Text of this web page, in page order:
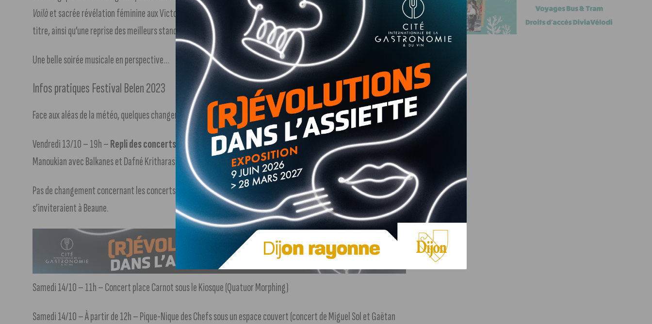
Voilàet sacrée révélation féminine aux Victoires de la Musique l’année suivante, elle interprétera ses plus grands
titre, ainsi qu’une reprise des meilleurs standards du répertoire.
Une belle soirée musicale en perspective…
Infos pratiques Festival Belen 2023
Face aux aléas de la météo, quelques changements sont à prévoir pour l’organisation de l’événement :
Vendredi 13/10 – 19h –Repli des concerts de l’Hôtel-Dieu à la Collégiale Notre-Dame(Lubiana, André
Manoukian avec Balkanes et Dafné Kritharas).
Pas de changement concernant les concerts suivants. Des abris seront présents au cas où quelques averses
s’inviteraient à Beaune.
Samedi 14/10 – 11h – Concert place Carnot sous le Kiosque (Quatuor Morphing)
Samedi 14/10 – À partir de 12h – Pique-Nique des Chefs sous un espace couvert (concert de Miguel Sol et Gaëtan